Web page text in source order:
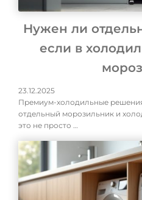
Нужен ли
если в
23.12.2025
Премиум-холодильные
отдельный морозильник и
это не просто …